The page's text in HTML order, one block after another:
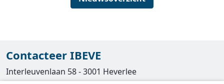
Contacteer IBEVE
Interleuvenlaan 58 - 3001 Heverlee